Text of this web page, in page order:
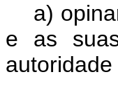
a)
e as